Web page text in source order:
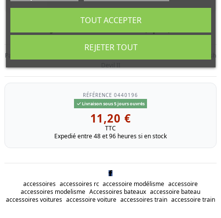
Paire de jantes chromees de Double Blaze, Blackfoot III, Mud Blaster II, Bush
RÉFÉRENCE 0440196
Livraison sous 5 jours ouvrés
11,20 €
TTC
Expedié entre 48 et 96 heures si en stock
accessoires accessoires rc accessoire modélisme accessoire
accessoires modelisme Accessoires bateaux accessoire bateau
accessoires voitures accessoire voiture accessoires train accessoire train
REJETER TOUT
TOUT ACCEPTER